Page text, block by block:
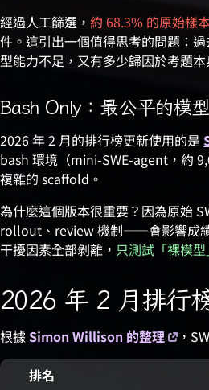
經過人工篩選， 約 68.3% 的原始樣
件。這引出一個值得思考的問題：
型能力不足，又有多少歸因於考題本
Bash Only：最公平的模
2026 年 2 月的排行榜更新使用的是
bash 環境（mini-SWE-agent，約
複雜的 scaffold。
為什麼這個版本很重要？因為原始
rollout、review 機制——會影響成
干擾因素全部剝離， 只測試「裸模
2026 年 2 月排行
根據Simon Willison 的整理
，
排名